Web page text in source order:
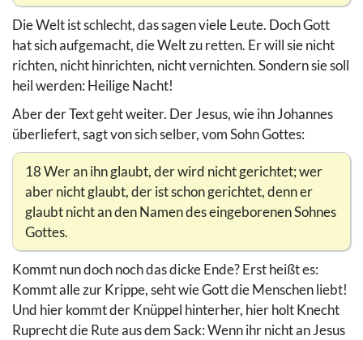
Die Welt ist schlecht, das sagen viele Leute. Doch Gott
hat sich aufgemacht, die Welt zu retten. Er will sie nicht
richten, nicht hinrichten, nicht vernichten. Sondern sie soll
heil werden: Heilige Nacht!
Aber der Text geht weiter. Der Jesus, wie ihn Johannes
überliefert, sagt von sich selber, vom Sohn Gottes:
18 Wer an ihn glaubt, der wird nicht gerichtet; wer
aber nicht glaubt, der ist schon gerichtet, denn er
glaubt nicht an den Namen des eingeborenen Sohnes
Gottes.
Kommt nun doch noch das dicke Ende? Erst heißt es:
Kommt alle zur Krippe, seht wie Gott die Menschen liebt!
Und hier kommt der Knüppel hinterher, hier holt Knecht
Ruprecht die Rute aus dem Sack: Wenn ihr nicht an Jesus